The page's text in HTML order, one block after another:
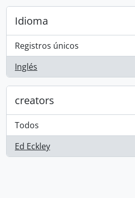
Idioma
Registros únicos
, 1 resultados
Inglés
, 1 resultados
creators
Todos
Ed Eckley
, 1 resultados